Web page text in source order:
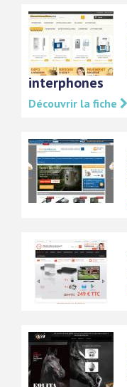
interphones
Découvrir la fiche